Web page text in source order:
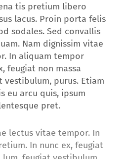
tis pretium libero
lacus. Proin porta felis
sodales. Sed convallis
Nam dignissim vitae
In aliquam tempor
feugiat non massa
vestibulum, purus. Etiam
eu arcu quis, ipsum
pret.
lectus vitae tempor. In
In nunc ex, feugiat